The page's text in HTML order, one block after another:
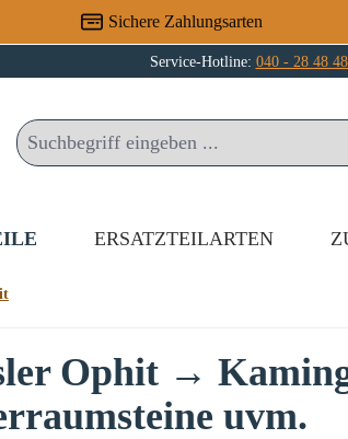
Sichere Zahlungsarten
Service-Hotline: 040 - 28 48
ERSATZTEILARTEN
Ophit →
uvm.